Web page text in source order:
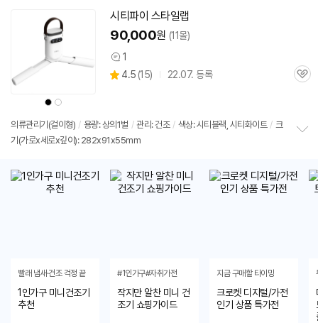
상
품
색
상
상
품
색
상
시티파이 스타일랩
90,000원 (11몰)
상
품
1
별
4.5 (상
뷰
15) 22.07. 등록
관
의류관리기(걸이형) / 용량: 상의1벌 / 관리: 건조 / 색상: 시티블랙, 시티화이트 / 크
기(가로x세로x깊이): 282x91x55mm
펼
치
빨래 냄새·건조 걱정 끝
1인가구 미니건조기
추천
#1인가구#자취가전
작지만 알찬 미니 건
조기 쇼핑가이드
지금 구매할 타이밍
크로켓 디지털/가전
인기 상품 특가전